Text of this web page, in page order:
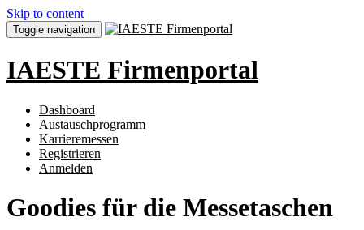
Skip to content
Toggle navigation
IAESTE Firmenportal
Dashboard
Austauschprogramm
Karrieremessen
Registrieren
Anmelden
Goodies für die Messetaschen